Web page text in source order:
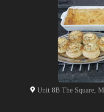
Unit 8B The Square,